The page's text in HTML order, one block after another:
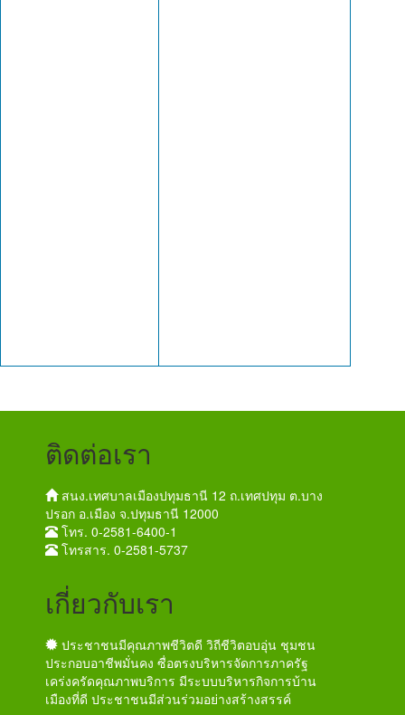
ติดต่อเรา
สนง.เทศบาลเมืองปทุมธานี 12 ถ.เทศปทุม ต.บาง
ปรอก อ.เมือง จ.ปทุมธานี 12000
โทร. 0-2581-6400-1
โทรสาร. 0-2581-5737
เกี่ยวกับเรา
ประชาชนมีคุณภาพชีวิตดี วิถีชีวิตอบอุ่น ชุมชน
ประกอบอาชีพมั่นคง ซื่อตรงบริหารจัดการภาครัฐ
เคร่งครัดคุณภาพบริการ มีระบบบริหารกิจการบ้าน
เมืองที่ดี ประชาชนมีส่วนร่วมอย่างสร้างสรรค์